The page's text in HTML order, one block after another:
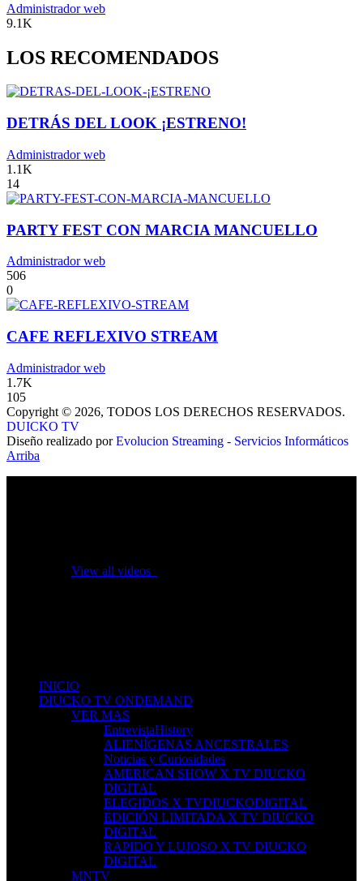
Administrador web
9.1K
LOS RECOMENDADOS
DETRÁS DEL LOOK ¡ESTRENO!
Administrador web
1.1K
14
PARTY FEST CON MARCIA MANCUELLO
Administrador web
506
0
CAFE REFLEXIVO STREAM
Administrador web
1.7K
105
Copyright © 2026, TODOS LOS DERECHOS RESERVADOS.
DUICKO TV
Diseño realizado porEvolucion Streaming - Servicios Informáticos
Arriba
View all videos
INICIO
DIUCKO TV ONDEMAND
VER MAS
EntrevistaHistory
ALIENÍGENAS ANCESTRALES
Noticias y Curiosidades
AMERICAN SHOW X TV DIUCKO
DIGITAL
ELEGIDOS X TVDIUCKODIGITAL
EDICIÓN LIMITADA X TV DIUCKO
DIGITAL
RAPIDO Y LUJOSO X TV DIUCKO
DIGITAL
MNTV